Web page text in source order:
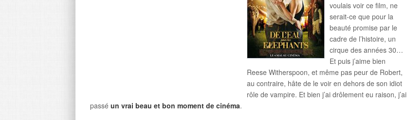
voulais voir ce film, ne
serait-ce que pour la
beauté promise par le
cadre de l’histoire, un
cirque des années 30…
Et puis j’aime bien
Reese Witherspoon, et même pas peur de Robert,
au contraire, hâte de le voir en dehors de son idiot
rôle de vampire. Et bien j’ai drôlement eu raison, j’ai
passé un vrai beau et bon moment de cinéma.